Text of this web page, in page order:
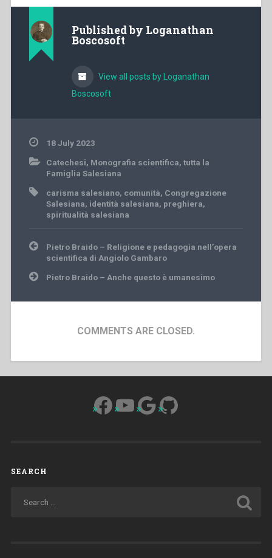
Published by Loganathan
Boscosoft
View all posts by Loganathan
Boscosoft
18 July 2023
Catechesi, Monografia scientifica, tutta la
Famiglia Salesiana
carisma salesiano, comunità, Congregazione
Salesiana, identità salesiana, preghiera,
spiritualità salesiana
Post
navigation
Pietro Braido – Religione e pedagogia nell’opera
scientifica di Angiolo Gambaro
Pietro Braido – Anche questo è umanesimo
COMMENTS ARE CLOSED.
Facebook
YouTube
Google
GitHub
SEARCH